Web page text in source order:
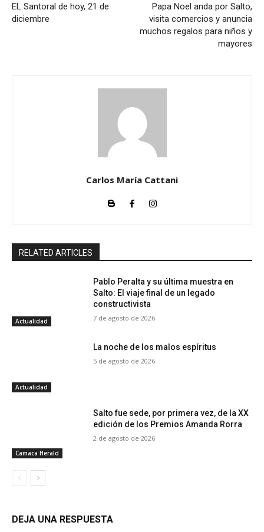
EL Santoral de hoy, 21 de
diciembre
Papa Noel anda por Salto,
visita comercios y anuncia
muchos regalos para niños y
mayores
Carlos María Cattani
RELATED ARTICLES
Actualidad
Pablo Peralta y su última muestra en
Salto: El viaje final de un legado
constructivista
7 de agosto de 2026
Actualidad
La noche de los malos espíritus
5 de agosto de 2026
Camaca Herald
Salto fue sede, por primera vez, de la XX
edición de los Premios Amanda Rorra
2 de agosto de 2026
DEJA UNA RESPUESTA